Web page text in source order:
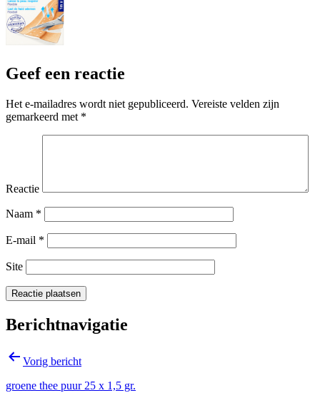
Geef een reactie
Het e-mailadres wordt niet gepubliceerd. Vereiste velden zijn
gemarkeerd met *
Reactie
Naam *
E-mail *
Site
Berichtnavigatie
Vorig bericht
groene thee puur 25 x 1,5 gr.